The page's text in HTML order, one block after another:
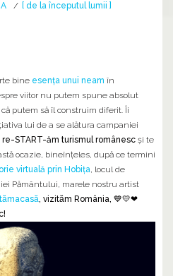
[ de la începutul lumii ]
bine esența unui neam în
viitor nu putem spune absolut
putem să îl construim diferit. Îi
lui de a se alătura campaniei
re-START-ăm turismul românesc și te
ocazie, bineînțeles, după ce termini
virtuală prin Hobița, locul de
Pământului, marele nostru artist
, vizităm România, 💙💛❤